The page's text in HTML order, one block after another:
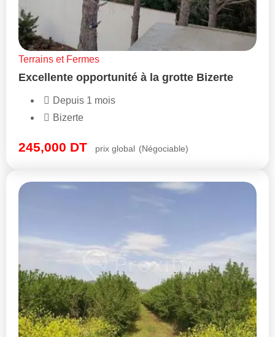
Terrains et Fermes
Excellente opportunité à la grotte Bizerte
Depuis 1 mois
Bizerte
245,000 DT prix global (Négociable)